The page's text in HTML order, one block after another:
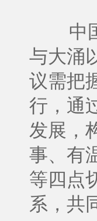
中
与大涌
议需把
行，通
发展，
事、有
等四点
系，共